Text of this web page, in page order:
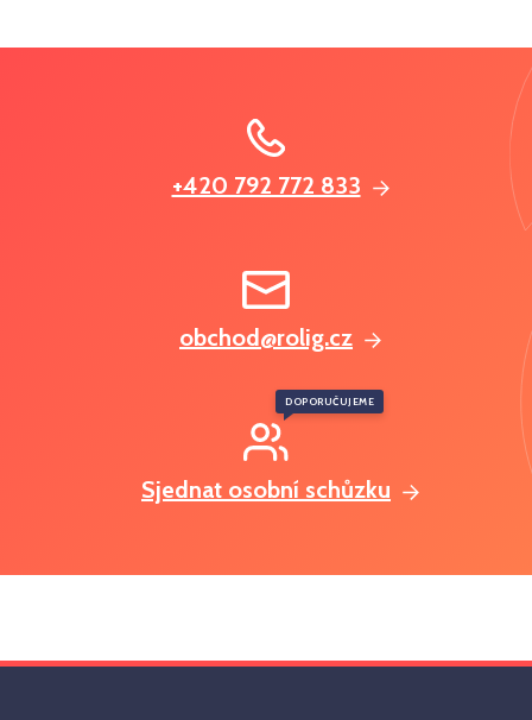
+420 792 772 833
obchod@rolig.cz
Sjednat osobní schůzku
DOPORUČUJEME